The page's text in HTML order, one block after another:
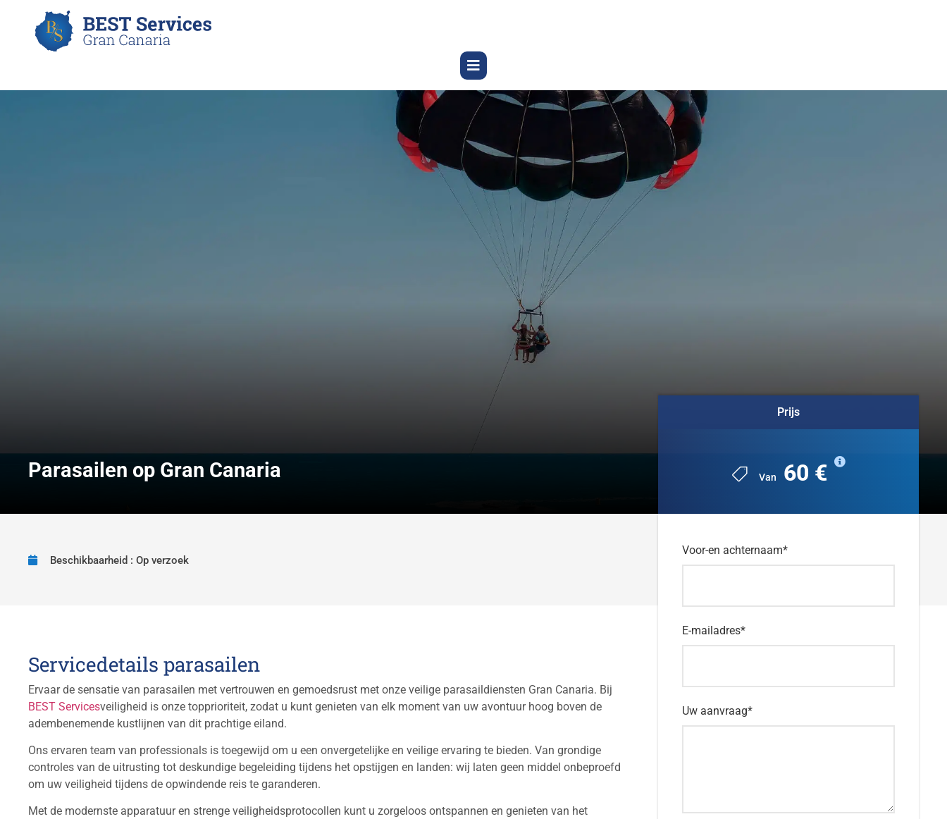
Parasailen op Gran Canaria
Prijs
Van 60 €
Voor-en achternaam*
E-mailadres*
Uw aanvraag*
Beschikbaarheid : Op verzoek
Servicedetails parasailen
Ervaar de sensatie van parasailen met vertrouwen en gemoedsrust met onze veilige parasaildiensten Gran Canaria. Bij
BEST Servicesveiligheid is onze topprioriteit, zodat u kunt genieten van elk moment van uw avontuur hoog boven de
adembenemende kustlijnen van dit prachtige eiland.
Ons ervaren team van professionals is toegewijd om u een onvergetelijke en veilige ervaring te bieden. Van grondige
controles van de uitrusting tot deskundige begeleiding tijdens het opstijgen en landen: wij laten geen middel onbeproefd
om uw veiligheid tijdens de opwindende reis te garanderen.
Met de modernste apparatuur en strenge veiligheidsprotocollen kunt u zorgeloos ontspannen en genieten van het